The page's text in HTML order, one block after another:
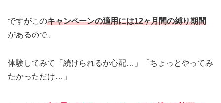
ですがこのキャンペーンの適用には12ヶ月間の縛り期間
があるので、
体験してみて「続けられるか心配…」「ちょっとやってみ
たかっただけ…」